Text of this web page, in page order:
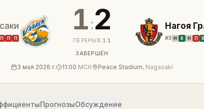
П П П
1:2
ПЕРЕРЫВ 1:1
ЗАВЕРШЁН
Нагоя
#3 Н В Н П В
3 мая 2026 г. 11:00 МСК Peace Stadium, Nagasaki
ПрогнозыОбсуждение